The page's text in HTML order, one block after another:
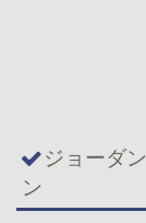
ジョーダ
ン